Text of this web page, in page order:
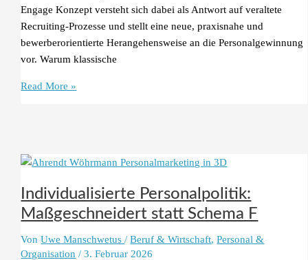
Engage Konzept versteht sich dabei als Antwort auf veraltete
Recruiting-Prozesse und stellt eine neue, praxisnahe und
bewerberorientierte Herangehensweise an die Personalgewinnung
vor. Warum klassische
Rekrutierung
Meet-
Konzept
Read More »
Individualisierte Personalpolitik:
Maßgeschneidert statt Schema F
VonUwe Manschwetus/Beruf & Wirtschaft,Personal &
Organisation /3. Februar 2026